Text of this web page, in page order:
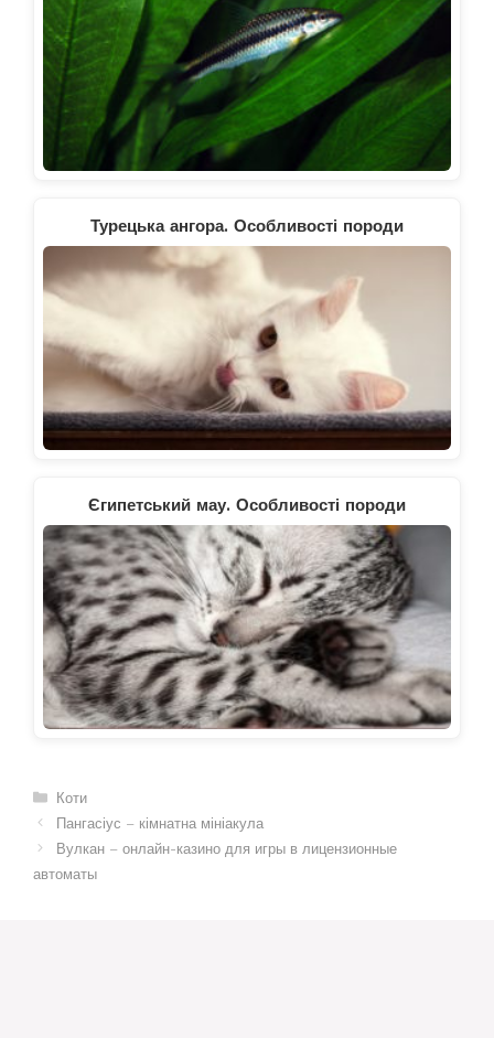
Турецька ангора. Особливості породи
Єгипетський мау. Особливості породи
Категорії
Коти
Пангасіус – кімнатна мініакула
Вулкан – онлайн-казино для игры в лицензионные
автоматы